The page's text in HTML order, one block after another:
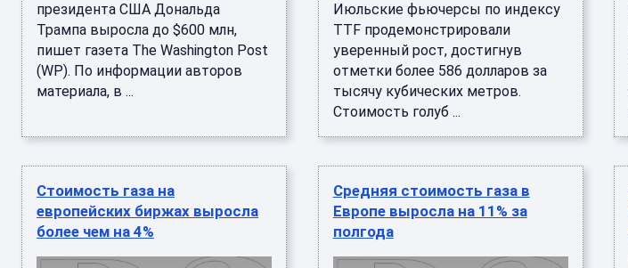
президента США Дональда
Трампа выросла до $600 млн,
пишет газета The Washington Post
(WP). По информации авторов
материала, в ...
Июльские фьючерсы по индексу
TTF продемонстрировали
уверенный рост, достигнув
отметки более 586 долларов за
тысячу кубических метров.
Стоимость голуб ...
Стоимость газа на
европейских биржах выросла
более чем на 4%
Средняя стоимость газа в
Европе выросла на 11% за
полгода